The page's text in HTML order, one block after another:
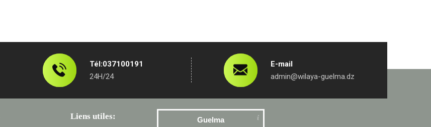
Tél:037100191
24H/24
E-mail
admin@wilaya-guelma.dz
Liens utiles: Guelma